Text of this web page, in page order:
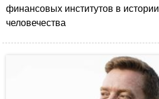
финансовых институтов в истории
человечества